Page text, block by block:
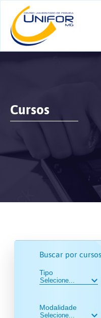
Cursos
Buscar por cursos
Tipo
Modalidade